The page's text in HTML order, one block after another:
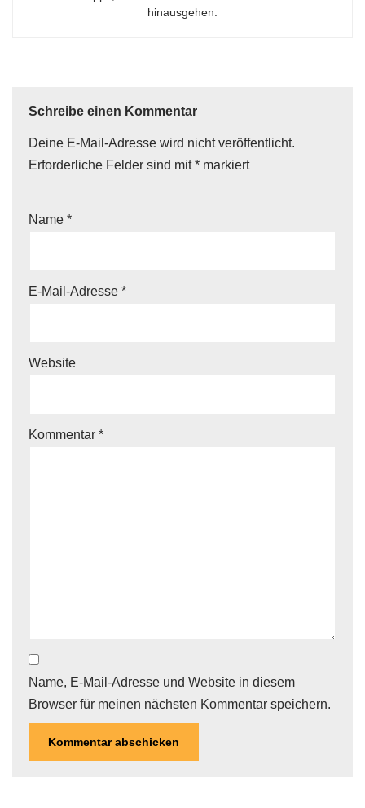
hinausgehen.
Schreibe einen Kommentar
Deine E-Mail-Adresse wird nicht veröffentlicht.
Erforderliche Felder sind mit* markiert
Name *
E-Mail-Adresse *
Website
Kommentar *
Name, E-Mail-Adresse und Website in diesem
Browser für meinen nächsten Kommentar speichern.